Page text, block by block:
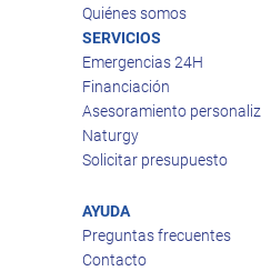
Quiénes somos
SERVICIOS
Emergencias 24H
Financiación
Asesoramiento
Naturgy
Solicitar presupuesto
AYUDA
Preguntas frecuentes
Contacto